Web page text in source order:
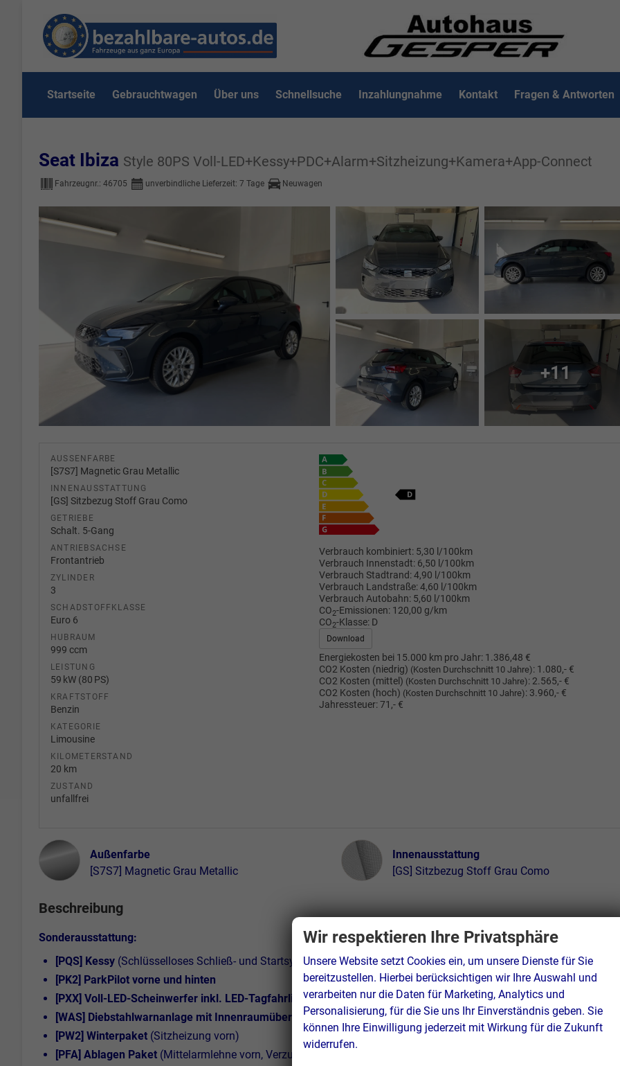
Startseite Gebrauchtwagen Über uns Schnellsuche Inzahlungnahme Kontakt Fragen & Antworten
Seat Ibiza Style 80PS Voll-LED+Kessy+PDC+Alarm+Sitzheizung+Kamera+App-Connect
Fahrzeugnr.: 46705 unverbindliche Lieferzeit: 7 Tage Neuwagen
+11
AUSSENFARBE
[S7S7] Magnetic Grau Metallic
INNENAUSSTATTUNG
[GS] Sitzbezug Stoff Grau Como
GETRIEBE
Schalt. 5-Gang
ANTRIEBSACHSE
Frontantrieb
ZYLINDER
3
SCHADSTOFFKLASSE
Euro 6
HUBRAUM
999 ccm
LEISTUNG
59 kW (80 PS)
KRAFTSTOFF
Benzin
KATEGORIE
Limousine
KILOMETERSTAND
20 km
ZUSTAND
unfallfrei
Verbrauch kombiniert: 5,30 l/100km
Verbrauch Innenstadt: 6,50 l/100km
Verbrauch Stadtrand:4,90 l/100km
Verbrauch Landstraße:4,60 l/100km
Verbrauch Autobahn: 5,60 l/100km
CO2-Emissionen: 120,00 g/km
CO2-Klasse: D
Download
Energiekosten bei 15.000 km pro Jahr: 1.386,48 €
CO2 Kosten (niedrig) (Kosten Durchschnitt 10 Jahre): 1.080,- €
CO2 Kosten (mittel) (Kosten Durchschnitt 10 Jahre): 2.565,- €
CO2 Kosten (hoch) (Kosten Durchschnitt 10 Jahre): 3.960,- €
Jahressteuer:71,- €
Außenfarbe
[S7S7] Magnetic Grau Metallic
Innenausstattung
Innenausstattung
[GS] Sitzbezug Stoff Grau Como
Beschreibung
Sonderausstattung:
[PQS] Kessy (Schlüsselloses Schließ- und Startsystem)
[PK2] ParkPilot vorne und hinten
[PXX] Voll-LED-Scheinwerfer inkl. LED-Tagfahrlicht
[WAS] Diebstahlwarnanlage mit Innenraumüberwachung
[PW2] Winterpaket (Sitzheizung vorn)
[PFA] Ablagen Paket (Mittelarmlehne vorn, Verzurrösen im Gepäckraum, Induktionsladen für Smartphones)
Wir respektieren Ihre Privatsphäre
Unsere Website setzt Cookies ein, um unsere Dienste für Sie
bereitzustellen. Hierbei berücksichtigen wir Ihre Auswahl und
verarbeiten nur die Daten für Marketing, Analytics und
Personalisierung, für die Sie uns Ihr Einverständnis geben. Sie
können Ihre Einwilligung jederzeit mit Wirkung für die Zukunft
widerrufen.